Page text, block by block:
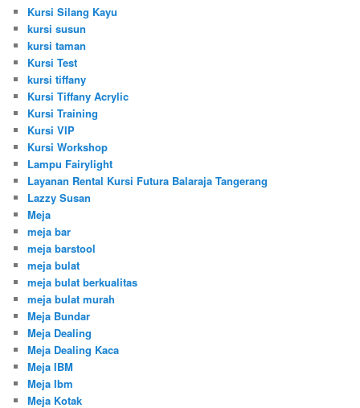
Kursi Silang Kayu
kursi susun
kursi taman
Kursi Test
kursi tiffany
Kursi Tiffany Acrylic
Kursi Training
Kursi VIP
Kursi Workshop
Lampu Fairylight
Layanan Rental Kursi Futura Balaraja Tangerang
Lazzy Susan
Meja
meja bar
meja barstool
meja bulat
meja bulat berkualitas
meja bulat murah
Meja Bundar
Meja Dealing
Meja Dealing Kaca
Meja IBM
Meja Ibm
Meja Kotak